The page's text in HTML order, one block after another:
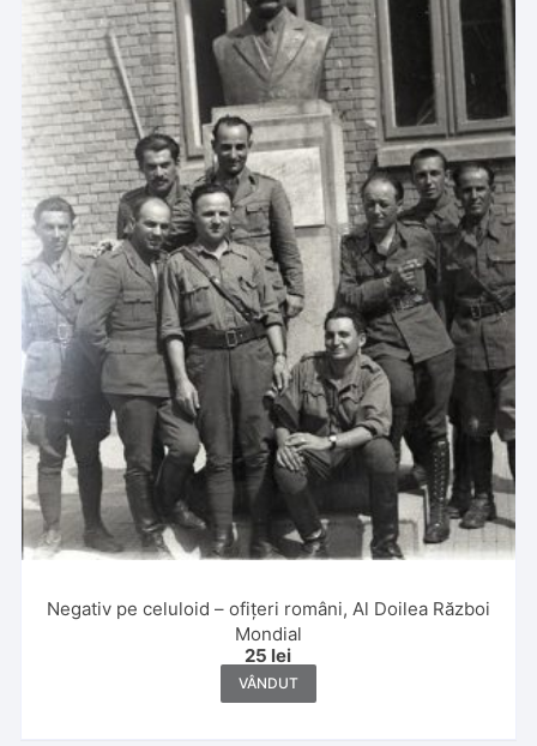
Negativ pe celuloid – ofițeri români, Al Doilea Război
Mondial
25 lei
VÂNDUT